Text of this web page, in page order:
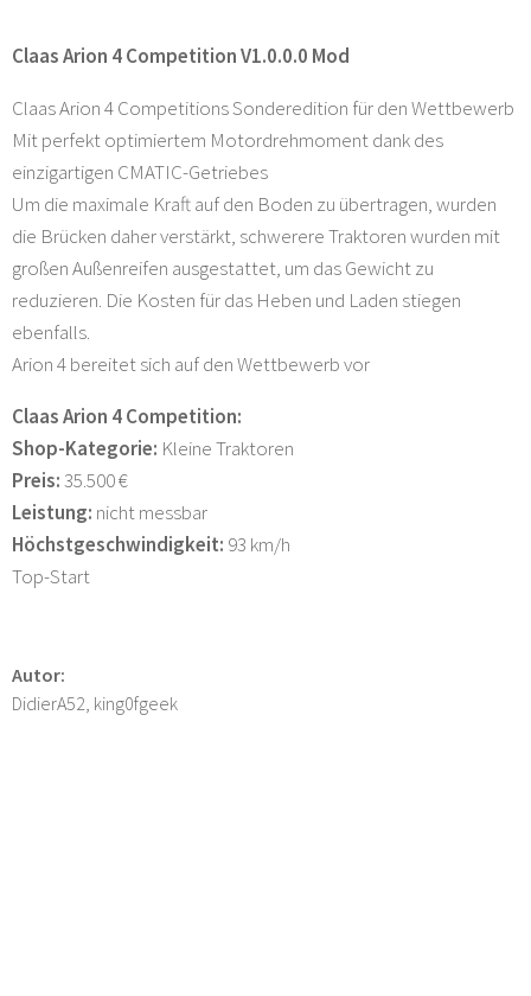
Claas Arion 4 Competition V1.0.0.0 Mod
Claas Arion 4 Competitions Sonderedition für den Wettbewerb
Mit perfekt optimiertem Motordrehmoment dank des
einzigartigen CMATIC-Getriebes
Um die maximale Kraft auf den Boden zu übertragen, wurden
die Brücken daher verstärkt, schwerere Traktoren wurden mit
großen Außenreifen ausgestattet, um das Gewicht zu
reduzieren. Die Kosten für das Heben und Laden stiegen
ebenfalls.
Arion 4 bereitet sich auf den Wettbewerb vor
Claas Arion 4 Competition:
Shop-Kategorie: Kleine Traktoren
Preis:35.500 €
Leistung: nicht messbar
Höchstgeschwindigkeit: 93 km/h
Top-Start
Autor:
DidierA52, king0fgeek